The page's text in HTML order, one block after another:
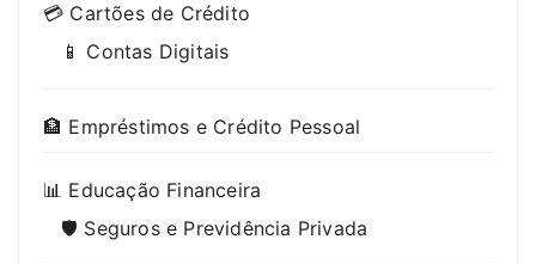
💳 Cartões de Crédito
📱 Contas Digitais
🏦 Empréstimos e Crédito Pessoal
📊 Educação Financeira
🛡️ Seguros e Previdência Privada